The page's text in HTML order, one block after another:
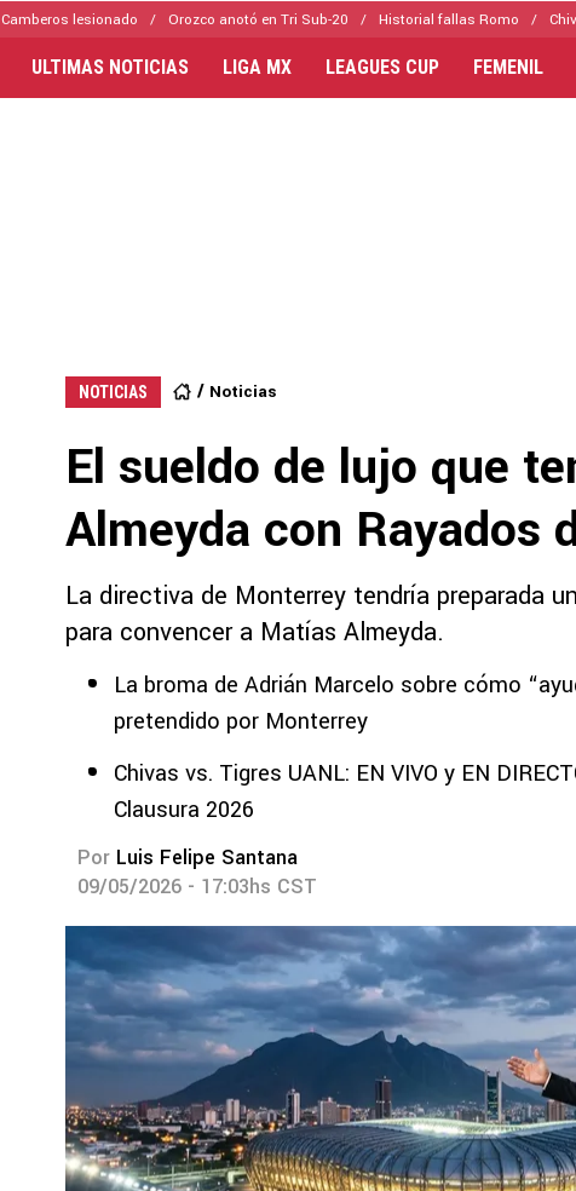
Camberos lesionado Orozco anotó en Tri Sub-20 Historial fallas Romo
ULTIMAS NOTICIAS LIGA MX LEAGUES CUP FEMENIL
NOTICIAS Noticias
El sueldo de lujo que
Almeyda con Rayados
La directiva de Monterrey tendría preparada
para convencer a Matías Almeyda.
La broma de Adrián Marcelo sobre cómo
pretendido por Monterrey
Chivas vs. Tigres UANL: EN VIVO y EN
Clausura 2026
Por Luis Felipe Santana
09/05/2026 - 17:03hs CST